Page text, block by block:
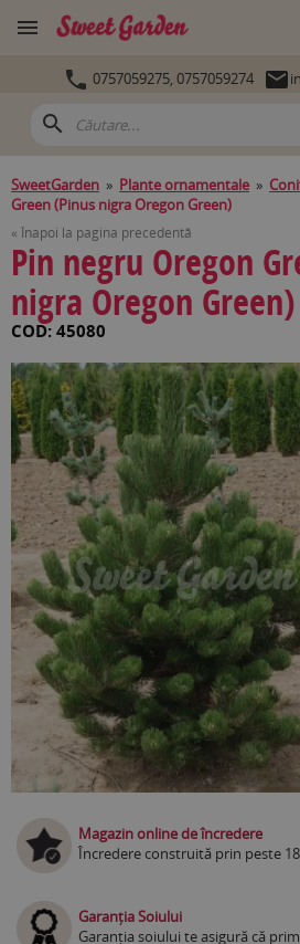

 0757059275, 0757059274 
search
SweetGarden » Plante ornamentale »
Green (Pinus nigra Oregon Green)
« Înapoi la pagina precedentă
Pin negru Oregon
nigra Oregon Green)
COD: 45080
Magazin online de încredere
Încredere construită prin peste
Garanția Soiului
Garanția soiului te asigură că